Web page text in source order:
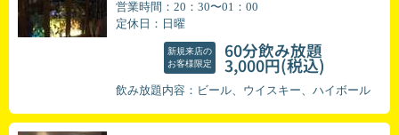
営業時間：20：30〜01：00
定休日：日曜
新規来店の
お客様限定
60分飲み放題
3,000円(税込)
飲み放題内容：ビール、ウイスキー、ハイボール